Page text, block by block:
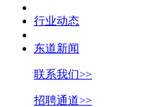
行业动态
东道新闻
联系我们>>
招聘通道>>